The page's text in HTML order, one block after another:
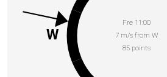
Fre 11:00
7 m/s from W
85 points
W